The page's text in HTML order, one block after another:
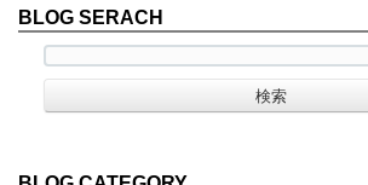
BLOG SERACH